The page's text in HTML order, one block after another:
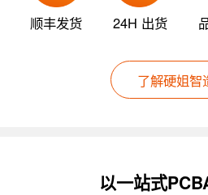
顺丰发货 24H 出货
了解硬姐智
以一站式